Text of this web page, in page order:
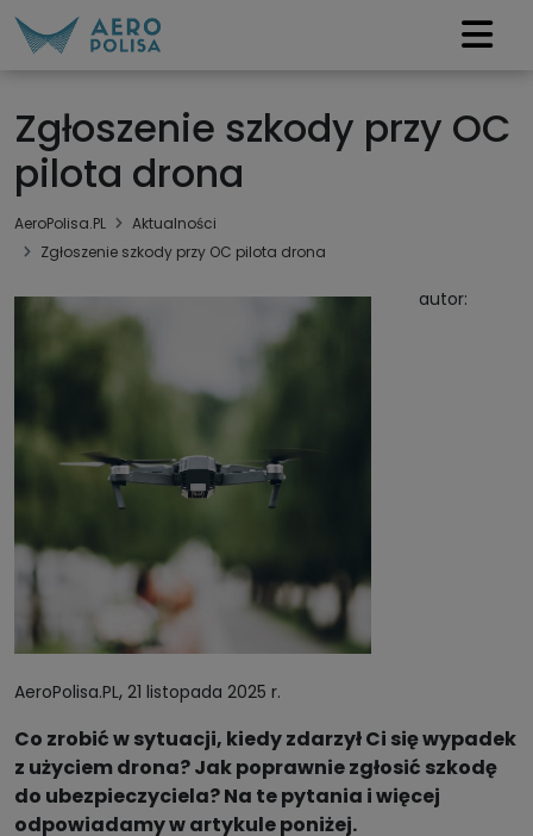
Zgłoszenie szkody przy OC
pilota drona
AeroPolisa.PL
Aktualności
Zgłoszenie szkody przy OC pilota drona
autor:
AeroPolisa.PL, 21 listopada 2025 r.
Co zrobić w sytuacji, kiedy zdarzył Ci się wypadek
z użyciem drona? Jak poprawnie zgłosić szkodę
do ubezpieczyciela? Na te pytania i więcej
odpowiadamy w artykule poniżej.